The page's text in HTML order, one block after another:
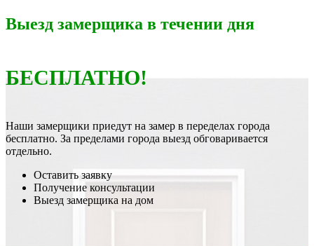
Выезд замерщика в течении дня
БЕСПЛАТНО!
Наши замерщики приедут на замер в переделах города
бесплатно. За пределами города выезд обговаривается
отдельно.
Оставить заявку
Получение консультации
Выезд замерщика на дом